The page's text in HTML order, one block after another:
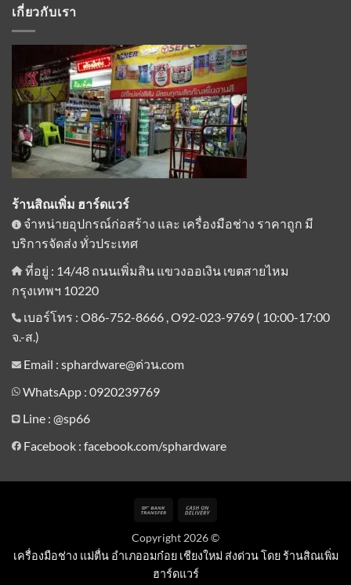
เกี่ยวกับเรา
ร้านสิณเพิ่ม ฮาร์ดแวร์
จำหน่ายอุปกรณ์ก่อสร้าง และ เครื่องมือช่าง ราคาถูก มี
บริการจัดส่ง ทั่วประเทศ
ที่อยู่ : 14/48 ถนนเพิ่มสิน แขวงออเงิน เขตสายไหม
กรุงเทพฯ 10220
เบอร์โทร : O86-752-8666 , O92-023-9769 ( 10:00-17:00
จ.-ส.)
Email : sphardware@ด่วน.com
WhatsApp : 0920239769
Line : @sp66
Facebook : facebook.com/sphardware
Bank
Delivery
Copyright 2026 ©
เครื่องมือช่าง แม่ตื่น อำเภออมก๋อย เชียงใหม่ ส่งด่วน โดย ร้านสิณเพิ่ม
ฮาร์ดแวร์